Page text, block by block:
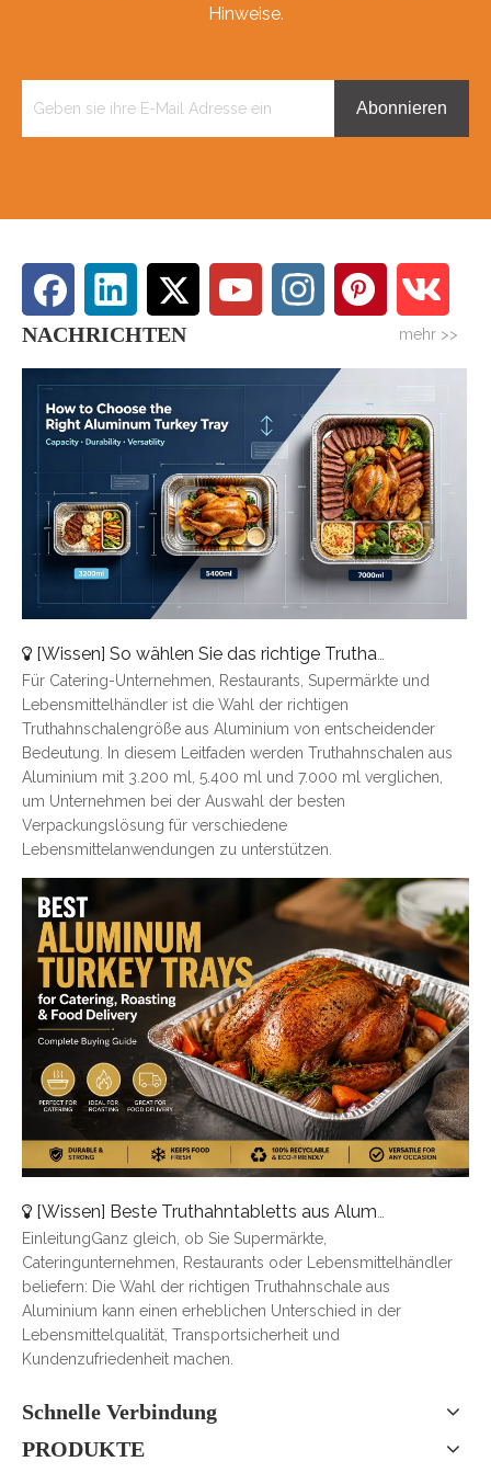
Hinweise.
Abonnieren
NACHRICHTEN mehr >>
[Wissen] So wählen Sie das richtige Truthahntablett aus Aluminium aus: Eine vollständige Größenübersicht
Für Catering-Unternehmen, Restaurants, Supermärkte und
Lebensmittelhändler ist die Wahl der richtigen
Truthahnschalengröße aus Aluminium von entscheidender
Bedeutung. In diesem Leitfaden werden Truthahnschalen aus
Aluminium mit 3.200 ml, 5.400 ml und 7.000 ml verglichen,
um Unternehmen bei der Auswahl der besten
Verpackungslösung für verschiedene
Lebensmittelanwendungen zu unterstützen.
[Wissen] Beste Truthahntabletts aus Aluminium für Catering, Braten und Essenslieferung
EinleitungGanz gleich, ob Sie Supermärkte,
Cateringunternehmen, Restaurants oder Lebensmittelhändler
beliefern: Die Wahl der richtigen Truthahnschale aus
Aluminium kann einen erheblichen Unterschied in der
Lebensmittelqualität, Transportsicherheit und
Kundenzufriedenheit machen.
Schnelle Verbindung
PRODUKTE